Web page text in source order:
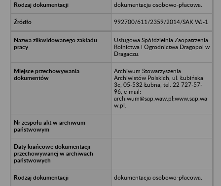
dokumentacja osobowo-płacowa.
992700/611/2359/2014/SAK WJ-1
Usługowa Spółdzielnia Zaopatrzenia
Rolnictwa i Ogrodnictwa Dragopol w
Dragaczu.
Archiwum Stowarzyszenia
Archiwistów Polskich, ul. Łubińska
3c, 05-532 Łubna, tel. 22 727-57-
96, e-mail:
archiwum@sap.waw.pl;www.sap.wa
w.pl.
dokumentacja osobowo-płacowa.